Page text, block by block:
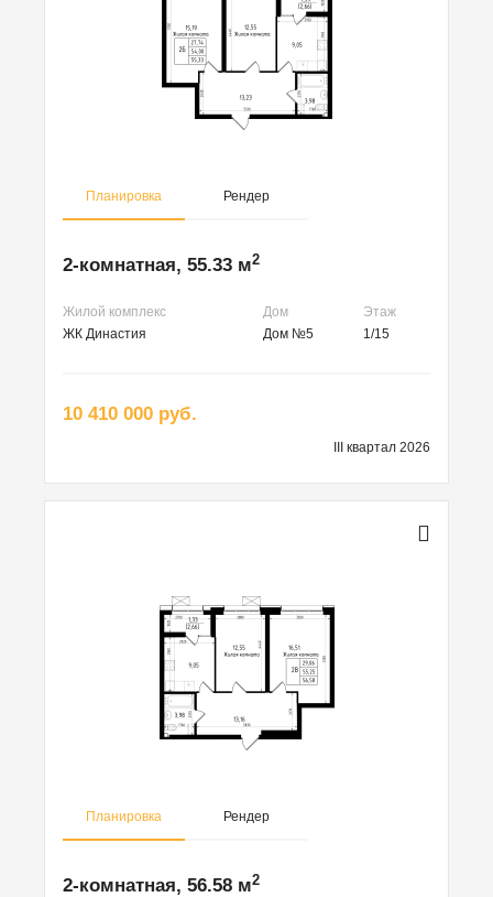
Планировка Рендер
2-комнатная, 55.33 м2
Жилой комплекс Дом
Этаж
ЖК Династия
Дом №5 1/15
10 410 000 руб.
III квартал 2026
Планировка Рендер
2-комнатная, 56.58 м2